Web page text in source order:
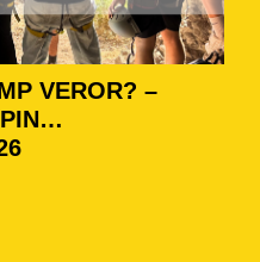
VEROR? –